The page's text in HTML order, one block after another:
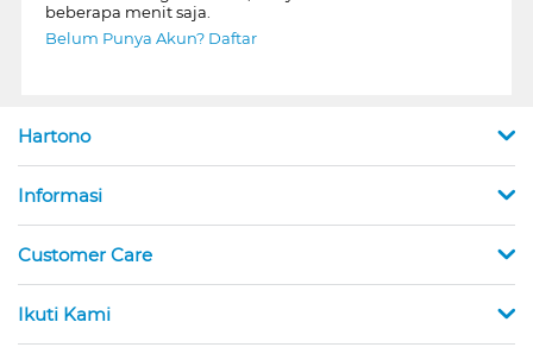
beberapa menit saja.
Belum Punya Akun? Daftar
Hartono
Informasi
Customer Care
Ikuti Kami